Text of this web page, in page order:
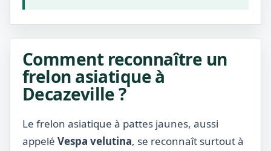
Comment reconnaître un
frelon asiatique à
Decazeville ?
Le frelon asiatique à pattes jaunes, aussi
appelé Vespa velutina, se reconnaît surtout à